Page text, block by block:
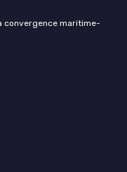
convergence maritime-